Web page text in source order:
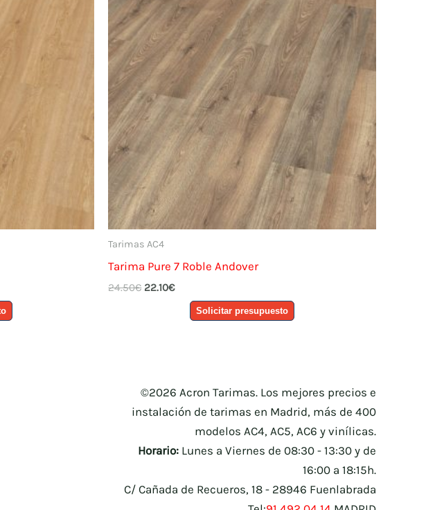
Tarimas AC4
Tarima Pure 7 Roble Andover
24.50€ El
22.10€El
precio
actualSolicitar presupuesto
©2026 Acron Tarimas. Los mejores precios e
instalación de tarimas en Madrid, más de 400
modelos AC4, AC5, AC6 y vinílicas.
Horario:Lunes a Viernes de 08:30 - 13:30 y de
16:00 a 18:15h.
C/ Cañada de Recueros, 18 - 28946 Fuenlabrada